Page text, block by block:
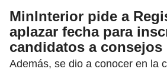
MinInterior pide a
aplazar fecha para
candidatos a
Además, se dio a conocer en la